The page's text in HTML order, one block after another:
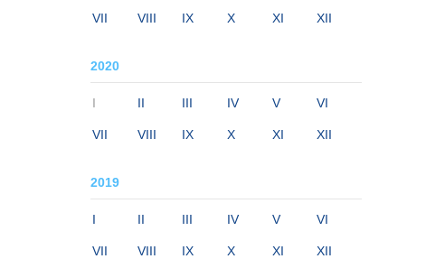
VII VIII IX X XI XII
2020
I II III IV V VI
VII VIII IX X XI XII
2019
I II III IV V VI
VII VIII IX X XI XII